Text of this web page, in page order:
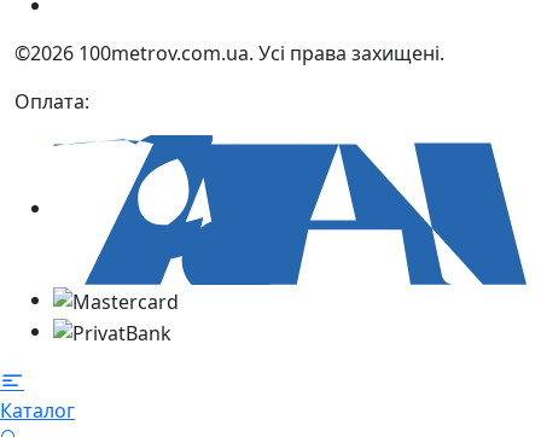
©2026 100metrov.com.ua. Усі права захищені.
Оплата:
Каталог